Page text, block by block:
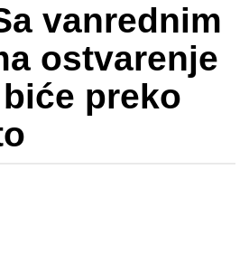
vanrednim
ostvarenje
preko